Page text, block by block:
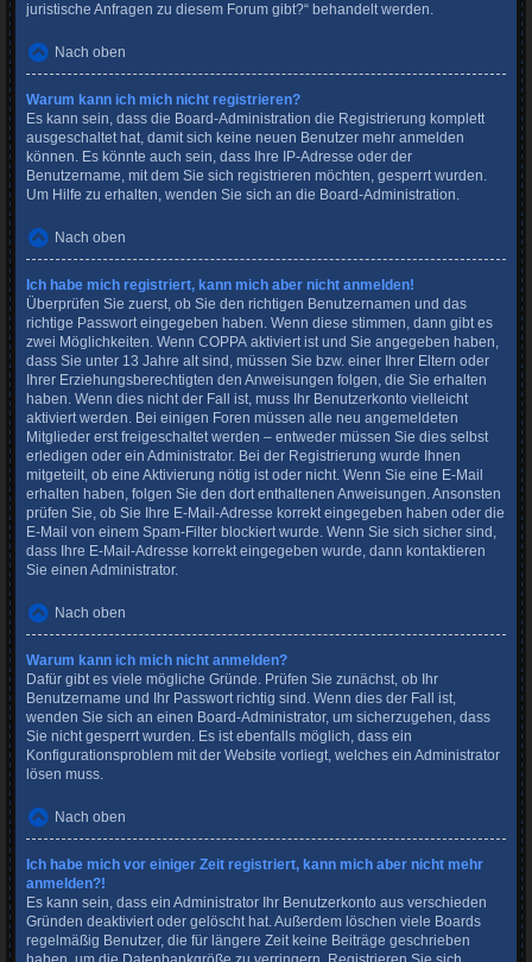
juristische Anfragen zu diesem Forum gibt?“ behandelt werden.
Nach oben
Warum kann ich mich nicht registrieren?
Es kann sein, dass die Board-Administration die Registrierung komplett
ausgeschaltet hat, damit sich keine neuen Benutzer mehr anmelden
können. Es könnte auch sein, dass Ihre IP-Adresse oder der
Benutzername, mit dem Sie sich registrieren möchten, gesperrt wurden.
Um Hilfe zu erhalten, wenden Sie sich an die Board-Administration.
Nach oben
Ich habe mich registriert, kann mich aber nicht anmelden!
Überprüfen Sie zuerst, ob Sie den richtigen Benutzernamen und das
richtige Passwort eingegeben haben. Wenn diese stimmen, dann gibt es
zwei Möglichkeiten. Wenn COPPA aktiviert ist und Sie angegeben haben,
dass Sie unter 13 Jahre alt sind, müssen Sie bzw. einer Ihrer Eltern oder
Ihrer Erziehungsberechtigten den Anweisungen folgen, die Sie erhalten
haben. Wenn dies nicht der Fall ist, muss Ihr Benutzerkonto vielleicht
aktiviert werden. Bei einigen Foren müssen alle neu angemeldeten
Mitglieder erst freigeschaltet werden – entweder müssen Sie dies selbst
erledigen oder ein Administrator. Bei der Registrierung wurde Ihnen
mitgeteilt, ob eine Aktivierung nötig ist oder nicht. Wenn Sie eine E-Mail
erhalten haben, folgen Sie den dort enthaltenen Anweisungen. Ansonsten
prüfen Sie, ob Sie Ihre E-Mail-Adresse korrekt eingegeben haben oder die
E-Mail von einem Spam-Filter blockiert wurde. Wenn Sie sich sicher sind,
dass Ihre E-Mail-Adresse korrekt eingegeben wurde, dann kontaktieren
Sie einen Administrator.
Nach oben
Warum kann ich mich nicht anmelden?
Dafür gibt es viele mögliche Gründe. Prüfen Sie zunächst, ob Ihr
Benutzername und Ihr Passwort richtig sind. Wenn dies der Fall ist,
wenden Sie sich an einen Board-Administrator, um sicherzugehen, dass
Sie nicht gesperrt wurden. Es ist ebenfalls möglich, dass ein
Konfigurationsproblem mit der Website vorliegt, welches ein Administrator
lösen muss.
Nach oben
Ich habe mich vor einiger Zeit registriert, kann mich aber nicht mehr
anmelden?!
Es kann sein, dass ein Administrator Ihr Benutzerkonto aus verschieden
Gründen deaktiviert oder gelöscht hat. Außerdem löschen viele Boards
regelmäßig Benutzer, die für längere Zeit keine Beiträge geschrieben